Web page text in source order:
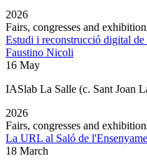
2026
Fairs, congresses and
Estudi i reconstrucció digital
Faustino Nicoli
16 May
IASlab La Salle (c. Sant Joan
2026
Fairs, congresses and
La URL al Saló de
18 March